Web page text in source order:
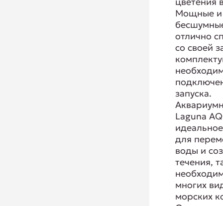
Мощные и
отлично
со своей
запуска.
Laguna
для
воды и
течения,
многих
морских